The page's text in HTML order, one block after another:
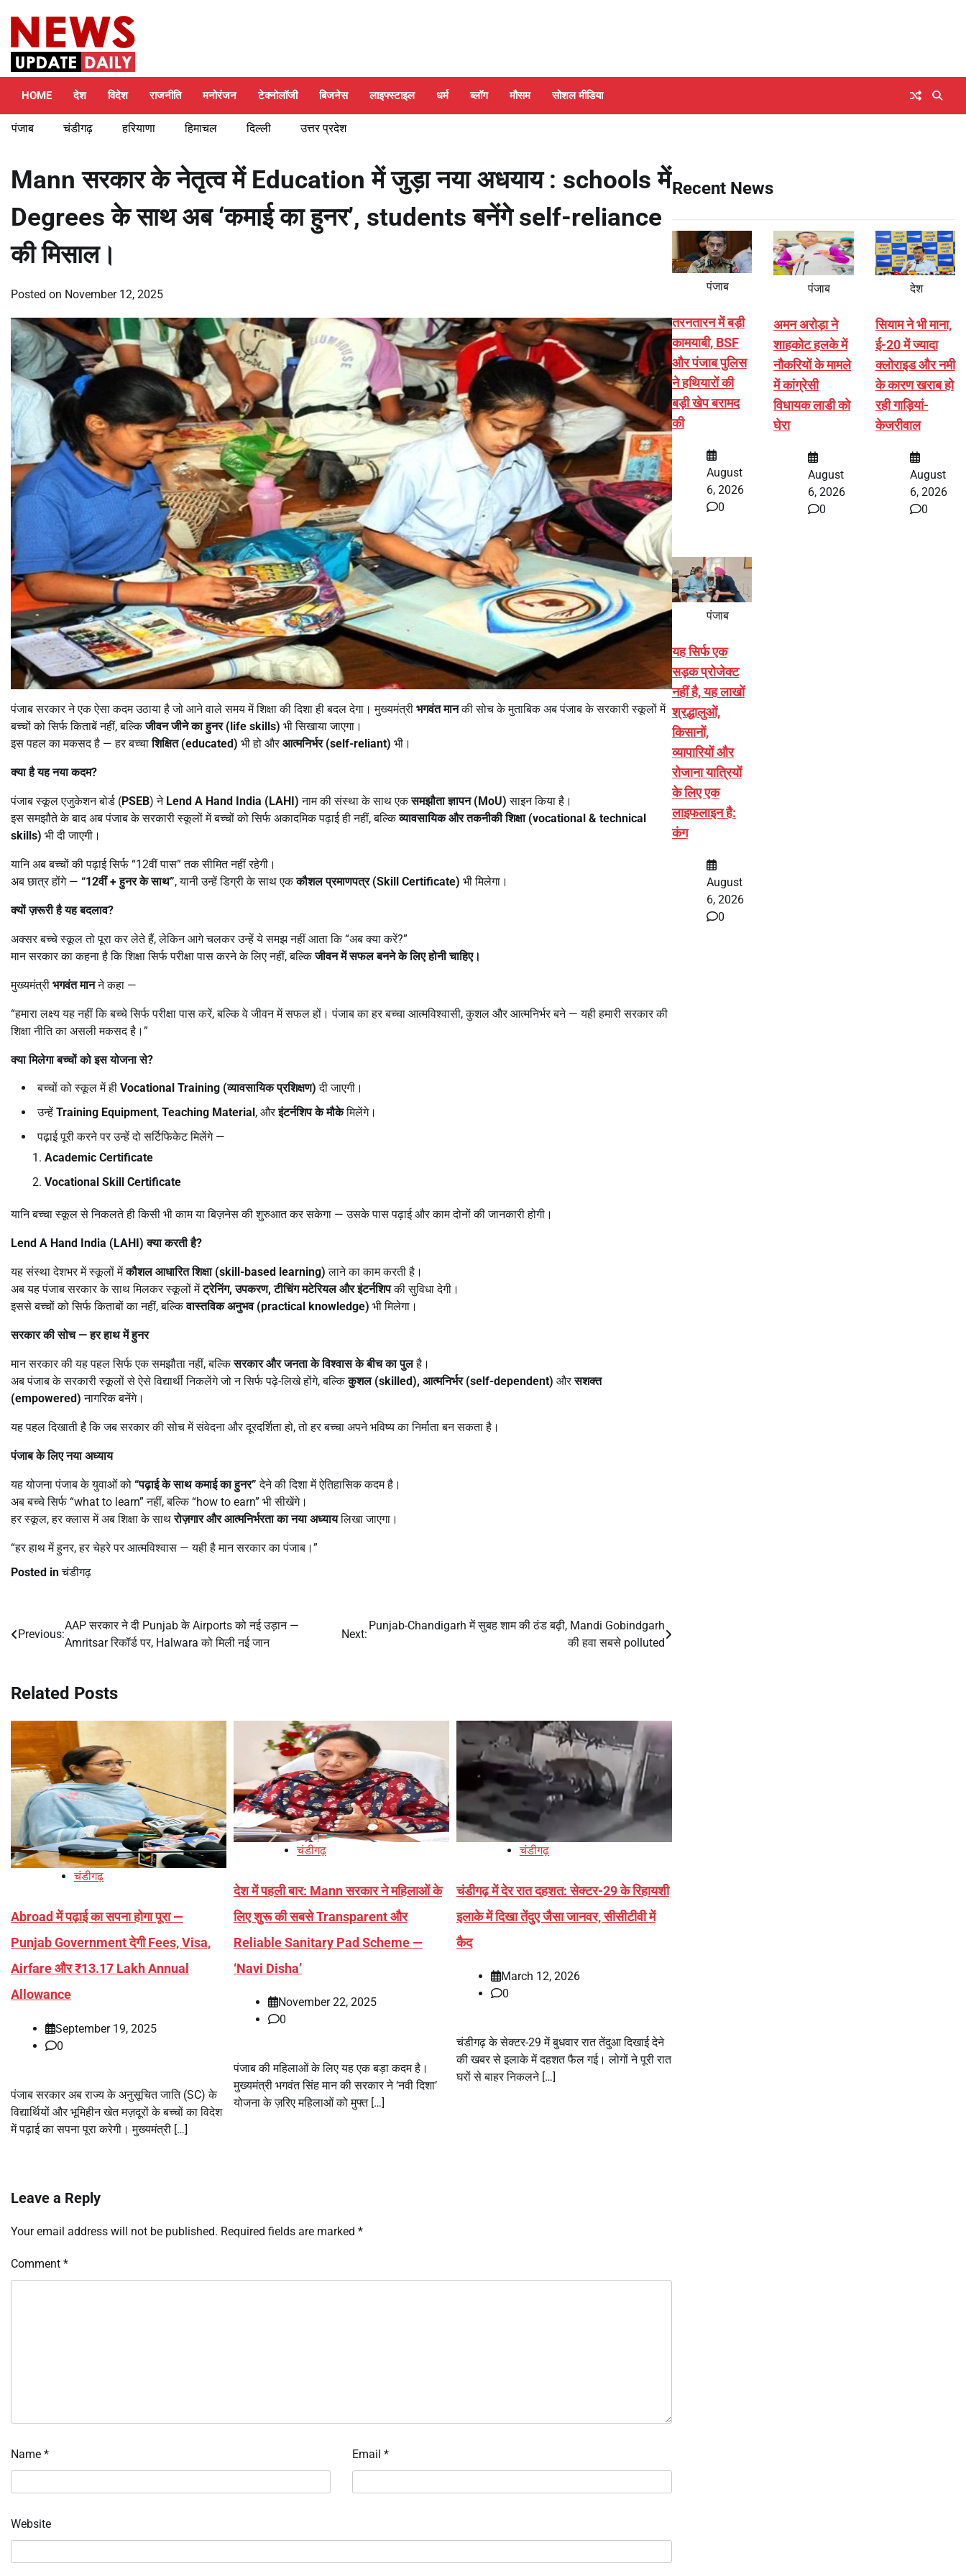
content
HOME देश विदेश राजनीति मनोरंजन टेक्नोलॉजी बिजनेस लाइफ्स्टाइल धर्म ब्लॉग मौसम सोशल मीडिया
पंजाब चंडीगढ़ हरियाणा हिमाचल दिल्ली उत्तर प्रदेश
Mann सरकार के नेतृत्व में Education में जुड़ा नया अधयाय : schools में
Degrees के साथ अब ‘कमाई का हुनर’, students बनेंगे self-reliance
की मिसाल।
Posted on November 12, 2025
पंजाब सरकार ने एक ऐसा कदम उठाया है जो आने वाले समय में शिक्षा की दिशा ही बदल देगा। मुख्यमंत्री भगवंत मानकी सोच के मुताबिक अब पंजाब के सरकारी स्कूलों में
बच्चों को सिर्फ किताबें नहीं, बल्किजीवन जीने का हुनर (life skills) भी सिखाया जाएगा।
इस पहल का मकसद है — हर बच्चाशिक्षित (educated) भी हो औरआत्मनिर्भर (self-reliant) भी।
क्या है यह नया कदम?
पंजाब स्कूल एजुकेशन बोर्ड (PSEB) ने Lend A Hand India (LAHI) नाम की संस्था के साथ एकसमझौता ज्ञापन (MoU) साइन किया है।
इस समझौते के बाद अब पंजाब के सरकारी स्कूलों में बच्चों को सिर्फ अकादमिक पढ़ाई ही नहीं, बल्किव्यावसायिक और तकनीकी शिक्षा (vocational & technical
skills) भी दी जाएगी।
यानि अब बच्चों की पढ़ाई सिर्फ “12वीं पास” तक सीमित नहीं रहेगी।
अब छात्र होंगे — “12वीं + हुनर के साथ”, यानी उन्हें डिग्री के साथ एककौशल प्रमाणपत्र (Skill Certificate) भी मिलेगा।
क्यों ज़रूरी है यह बदलाव?
अक्सर बच्चे स्कूल तो पूरा कर लेते हैं, लेकिन आगे चलकर उन्हें ये समझ नहीं आता कि “अब क्या करें?”
मान सरकार का कहना है कि शिक्षा सिर्फ परीक्षा पास करने के लिए नहीं, बल्किजीवन में सफल बनने के लिए होनी चाहिए।
मुख्यमंत्री भगवंत मानने कहा —
“हमारा लक्ष्य यह नहीं कि बच्चे सिर्फ परीक्षा पास करें, बल्कि वे जीवन में सफल हों। पंजाब का हर बच्चा आत्मविश्वासी, कुशल और आत्मनिर्भर बने — यही हमारी सरकार की
शिक्षा नीति का असली मकसद है।”
क्या मिलेगा बच्चों को इस योजना से?
बच्चों को स्कूल में ही Vocational Training (व्यावसायिक प्रशिक्षण) दी जाएगी।
उन्हें Training Equipment, Teaching Material, औरइंटर्नशिप के मौकेमिलेंगे।
पढ़ाई पूरी करने पर उन्हें दो सर्टिफिकेट मिलेंगे —
Academic Certificate
Vocational Skill Certificate
यानि बच्चा स्कूल से निकलते ही किसी भी काम या बिज़नेस की शुरुआत कर सकेगा — उसके पास पढ़ाई और काम दोनों की जानकारी होगी।
Lend A Hand India (LAHI)क्या करती है?
यह संस्था देशभर में स्कूलों मेंकौशल आधारित शिक्षा (skill-based learning) लाने का काम करती है।
अब यह पंजाब सरकार के साथ मिलकर स्कूलों मेंट्रेनिंग,उपकरण,टीचिंग मटेरियल और इंटर्नशिपकी सुविधा देगी।
इससे बच्चों को सिर्फ किताबों का नहीं, बल्किवास्तविक अनुभव (practical knowledge) भी मिलेगा।
सरकार की सोच—हर हाथ में हुनर
मान सरकार की यह पहल सिर्फ एक समझौता नहीं, बल्किसरकार और जनता के विश्वास के बीच का पुलहै।
अब पंजाब के सरकारी स्कूलों से ऐसे विद्यार्थी निकलेंगे जो न सिर्फ पढ़े-लिखे होंगे, बल्किकुशल (skilled), आत्मनिर्भर (self-dependent) औरसशक्त
(empowered) नागरिक बनेंगे।
यह पहल दिखाती है कि जब सरकार की सोच में संवेदना और दूरदर्शिता हो, तो हर बच्चा अपने भविष्य का निर्माता बन सकता है।
पंजाब के लिए नया अध्याय
यह योजना पंजाब के युवाओं को “पढ़ाई के साथ कमाई का हुनर” देने की दिशा में ऐतिहासिक कदम है।
अब बच्चे सिर्फ “what to learn” नहीं, बल्कि “how to earn” भी सीखेंगे।
हर स्कूल, हर क्लास में अब शिक्षा के साथरोज़गार और आत्मनिर्भरता का नया अध्यायलिखा जाएगा।
“हर हाथ में हुनर, हर चेहरे पर आत्मविश्वास — यही है मान सरकार का पंजाब।”
Posted inचंडीगढ़
Post
Previous:
AAP सरकार ने दी Punjab के Airports को नई उड़ान —
Amritsar रिकॉर्ड पर, Halwara को मिली नई जान
Next:
Punjab-Chandigarh में सुबह शाम की ठंड बढ़ी, Mandi Gobindgarh
की हवा सबसे polluted
Related Posts
चंडीगढ़
Abroad में पढ़ाई का सपना होगा पूरा —
Punjab Government देगी Fees, Visa,
Airfare और ₹13.17 Lakh Annual
Allowance
September 19, 2025
0
पंजाब सरकार अब राज्य के अनुसूचित जाति (SC) के
विद्यार्थियों और भूमिहीन खेत मज़दूरों के बच्चों का विदेश
में पढ़ाई का सपना पूरा करेगी। मुख्यमंत्री […]
चंडीगढ़
देश में पहली बार: Mann सरकार ने महिलाओं के
लिए शुरू की सबसे Transparent और
Reliable Sanitary Pad Scheme —
‘Navi Disha’
November 22, 2025
0
पंजाब की महिलाओं के लिए यह एक बड़ा कदम है।
मुख्यमंत्री भगवंत सिंह मान की सरकार ने ‘नवी दिशा’
योजना के ज़रिए महिलाओं को मुफ्त […]
चंडीगढ़
चंडीगढ़ में देर रात दहशत: सेक्टर-29 के रिहायशी
इलाके में दिखा तेंदुए जैसा जानवर, सीसीटीवी में
कैद
March 12, 2026
0
चंडीगढ़ के सेक्टर-29 में बुधवार रात तेंदुआ दिखाई देने
की खबर से इलाके में दहशत फैल गई। लोगों ने पूरी रात
घरों से बाहर निकलने […]
Leave a Reply
Your email address will not be published. Required fields are marked *
Comment *
Name * Email *
Website
Recent News
पंजाब
तरनतारन में बड़ी
कामयाबी, BSF
और पंजाब पुलिस
ने हथियारों की
बड़ी खेप बरामद
की
August
6, 2026
0
पंजाब
अमन अरोड़ा ने
शाहकोट हलके में
नौकरियों के मामले
में कांग्रेसी
विधायक लाडी को
घेरा
August
6, 2026
0
देश
सियाम ने भी माना,
ई-20 में ज्यादा
क्लोराइड और नमी
के कारण खराब हो
रही गाड़ियां-
केजरीवाल
August
6, 2026
0
पंजाब
यह सिर्फ एक
सड़क प्रोजेक्ट
नहीं है, यह लाखों
श्रद्धालुओं,
किसानों,
व्यापारियों और
रोजाना यात्रियों
के लिए एक
लाइफलाइन है:
कंग
August
6, 2026
0